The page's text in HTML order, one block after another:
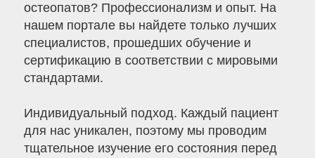
остеопатов? Профессионализм и опыт. На
нашем портале вы найдете только лучших
специалистов, прошедших обучение и
сертификацию в соответствии с мировыми
стандартами.
Индивидуальный подход. Каждый пациент
для нас уникален, поэтому мы проводим
тщательное изучение его состояния перед